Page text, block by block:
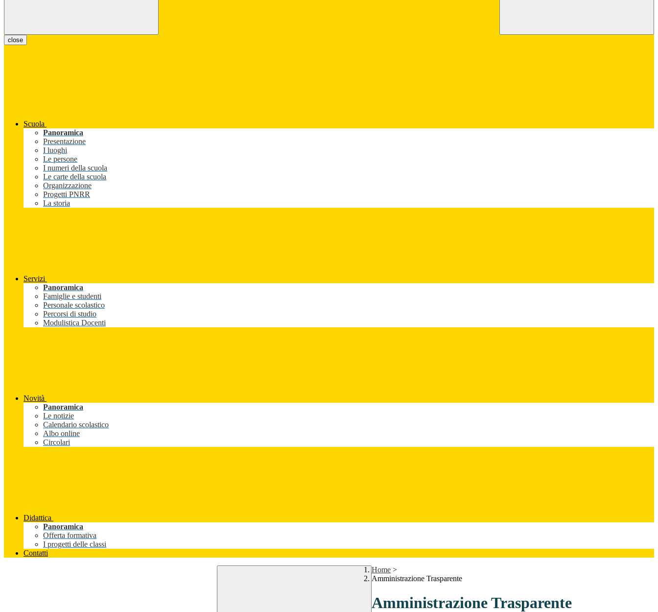
close
Scuola
Panoramica
Presentazione
I luoghi
Le persone
I numeri della scuola
Le carte della scuola
Organizzazione
Progetti PNRR
La storia
Servizi
Panoramica
Famiglie e studenti
Personale scolastico
Percorsi di studio
Modulistica Docenti
Novità
Panoramica
Le notizie
Calendario scolastico
Albo online
Circolari
Didattica
Panoramica
Offerta formativa
I progetti delle classi
Contatti
Home >
Amministrazione Trasparente
Amministrazione Trasparente